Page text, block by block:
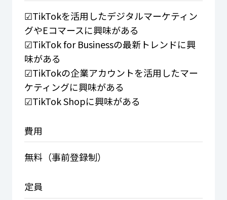
☑TikTokを活用したデジタルマーケティン
グやEコマースに興味がある
☑TikTok for Businessの最新トレンドに興
味がある
☑TikTokの企業アカウントを活用したマー
ケティングに興味がある
☑TikTok Shopに興味がある
費用
無料（事前登録制）
定員